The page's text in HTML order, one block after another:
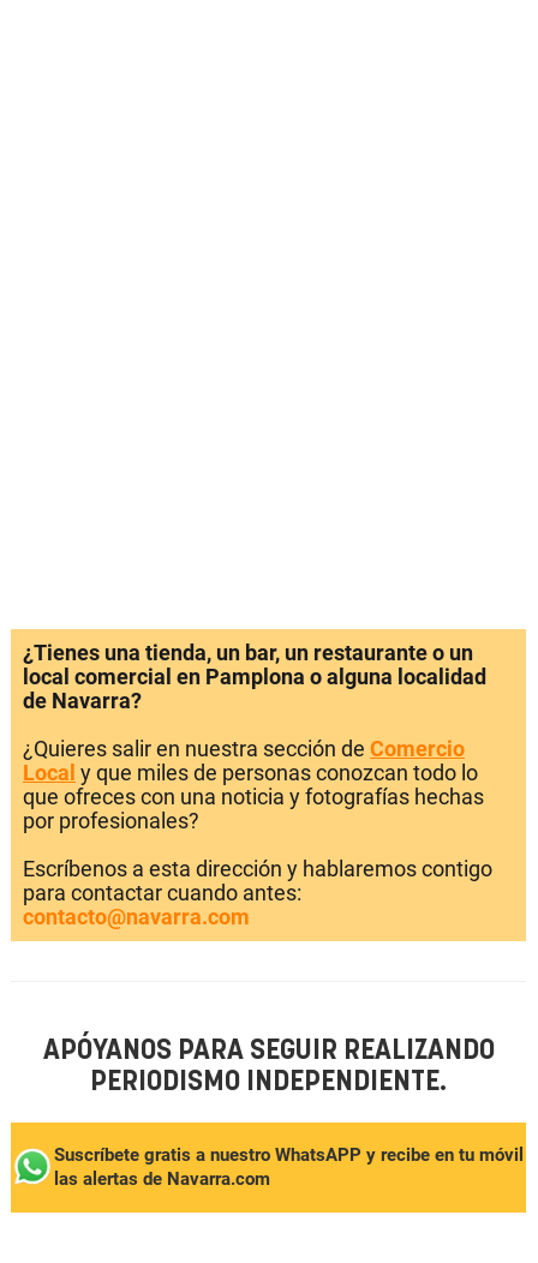
¿Tienes una tienda, un bar, un restaurante o un
local comercial en Pamplona o alguna localidad
de Navarra?
¿Quieres salir en nuestra sección de Comercio
Local y que miles de personas conozcan todo lo
que ofreces con una noticia y fotografías hechas
por profesionales?
Escríbenos a esta dirección y hablaremos contigo
para contactar cuando antes:
contacto@navarra.com
APÓYANOS PARA SEGUIR REALIZANDO
PERIODISMO INDEPENDIENTE.
Suscríbete gratis a nuestro WhatsAPP y recibe en tu móvil
las alertas de Navarra.com